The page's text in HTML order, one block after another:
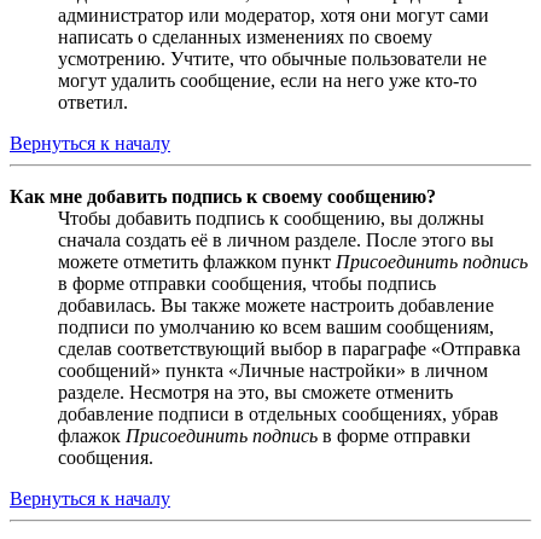
администратор или модератор, хотя они могут сами
написать о сделанных изменениях по своему
усмотрению. Учтите, что обычные пользователи не
могут удалить сообщение, если на него уже кто-то
ответил.
Вернуться к началу
Как мне добавить подпись к своему сообщению?
Чтобы добавить подпись к сообщению, вы должны
сначала создать её в личном разделе. После этого вы
можете отметить флажком пункт Присоединить подпись
в форме отправки сообщения, чтобы подпись
добавилась. Вы также можете настроить добавление
подписи по умолчанию ко всем вашим сообщениям,
сделав соответствующий выбор в параграфе «Отправка
сообщений» пункта «Личные настройки» в личном
разделе. Несмотря на это, вы сможете отменить
добавление подписи в отдельных сообщениях, убрав
флажок Присоединить подпись в форме отправки
сообщения.
Вернуться к началу